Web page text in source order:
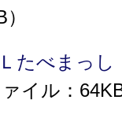
Ｌたべまっ
イル：